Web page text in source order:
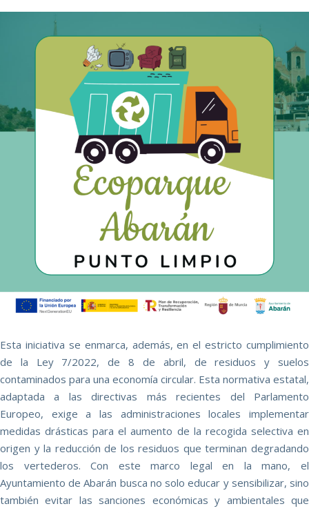
Esta iniciativa se enmarca, además, en el estricto cumplimiento
de la Ley 7/2022, de 8 de abril, de residuos y suelos
contaminados para una economía circular. Esta normativa estatal,
adaptada a las directivas más recientes del Parlamento
Europeo, exige a las administraciones locales implementar
medidas drásticas para el aumento de la recogida selectiva en
origen y la reducción de los residuos que terminan degradando
los vertederos. Con este marco legal en la mano, el
Ayuntamiento de Abarán busca no solo educar y sensibilizar, sino
también evitar las sanciones económicas y ambientales que